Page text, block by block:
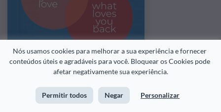
Nós usamos cookies para melhorar a sua experiência e fornecer
conteúdos úteis e agradáveis para você. Bloquear os Cookies pode
afetar negativamente sua experiência.
Permitir todos Negar Personalizar
Personalize este modelo e deixe ele com a sua